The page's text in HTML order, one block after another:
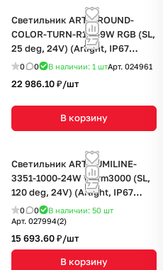
Светильник ART-GROUND-
COLOR-TURN-R115-9W RGB (SL,
25 deg, 24V) (Arlight, IP67
Металл, 3 года)
0 0 В наличии: 1 штАрт. 024961
22 986.10 ₽/шт
В корзину
Светильник ART-LUMILINE-
3351-1000-24W Warm3000 (SL,
120 deg, 24V) (Arlight, IP67
Металл, 3 года)
0 0 В наличии: 50 шт
Арт. 027994(2)
15 693.60 ₽/шт
В корзину